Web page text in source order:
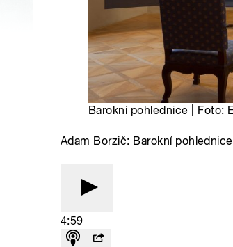
Barokní pohlednice | Foto:
Adam Borzič: Barokní pohlednice
4:59